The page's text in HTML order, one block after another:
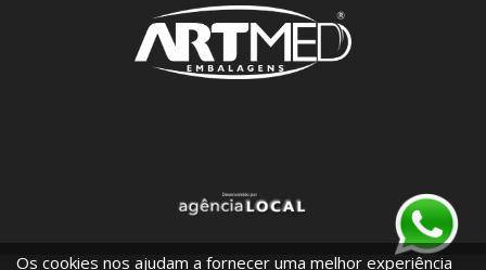
Os cookies nos ajudam a fornecer uma melhor experiência